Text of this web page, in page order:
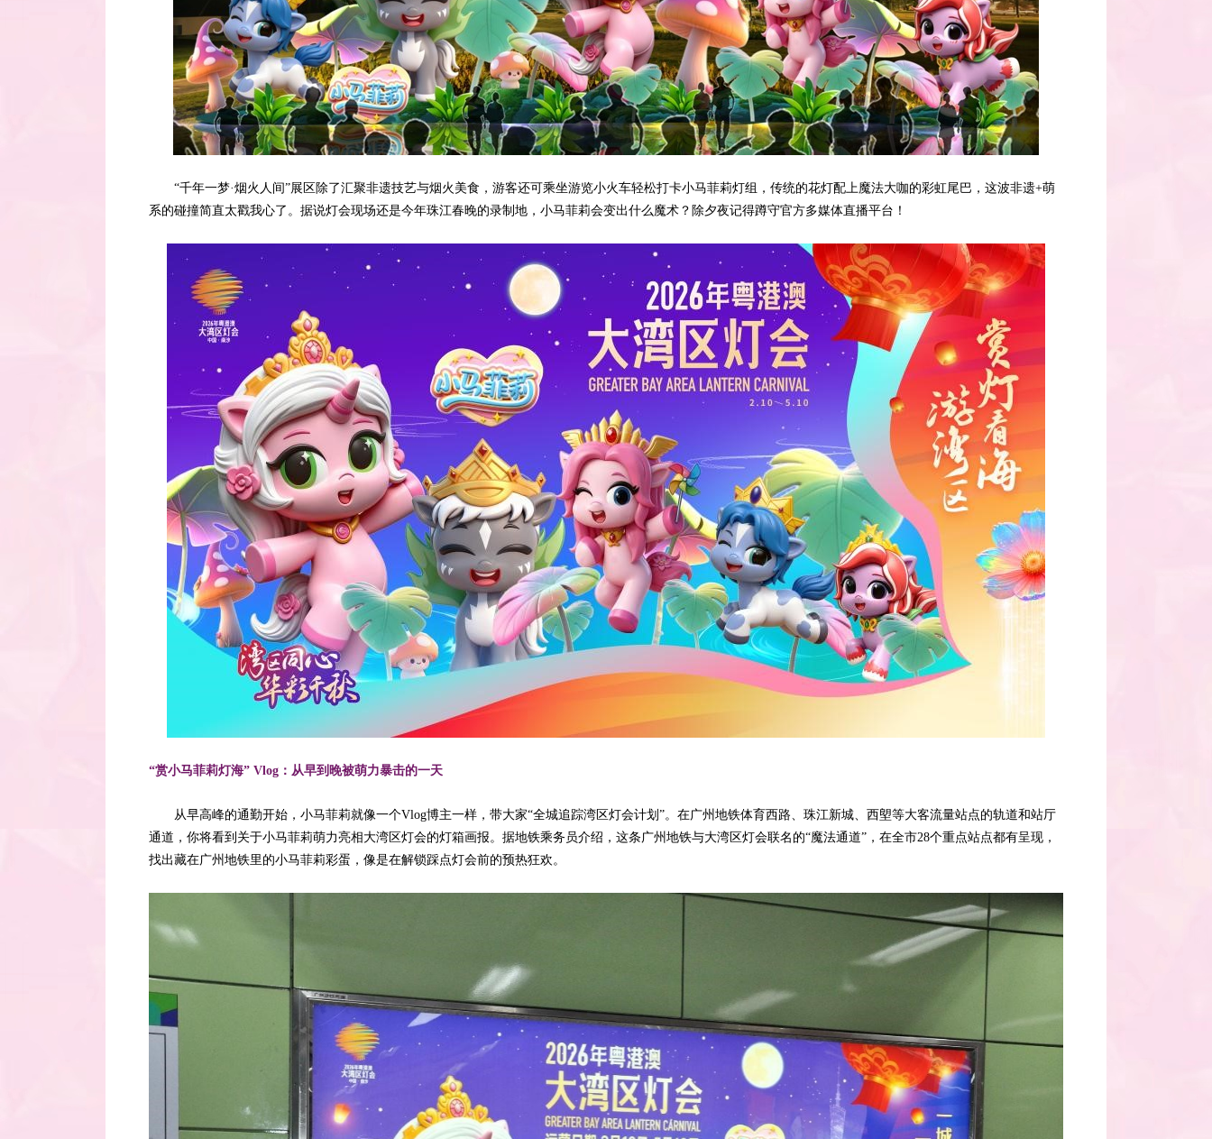
“千年一梦·烟火人间”展区除了汇聚非遗技艺与烟火美食，游客还可乘坐游览小火车轻松打卡小马菲莉灯组，传统的花灯配上魔法大咖的彩虹尾巴，这波非遗+萌
系的碰撞简直太戳我心了。据说灯会现场还是今年珠江春晚的录制地，小马菲莉会变出什么魔术？除夕夜记得蹲守官方多媒体直播平台！
“赏小马菲莉灯海” Vlog：从早到晚被萌力暴击的一天
从早高峰的通勤开始，小马菲莉就像一个Vlog博主一样，带大家“全城追踪湾区灯会计划”。在广州地铁体育西路、珠江新城、西塱等大客流量站点的轨道和站厅
通道，你将看到关于小马菲莉萌力亮相大湾区灯会的灯箱画报。据地铁乘务员介绍，这条广州地铁与大湾区灯会联名的“魔法通道”，在全市28个重点站点都有呈现，
找出藏在广州地铁里的小马菲莉彩蛋，像是在解锁踩点灯会前的预热狂欢。